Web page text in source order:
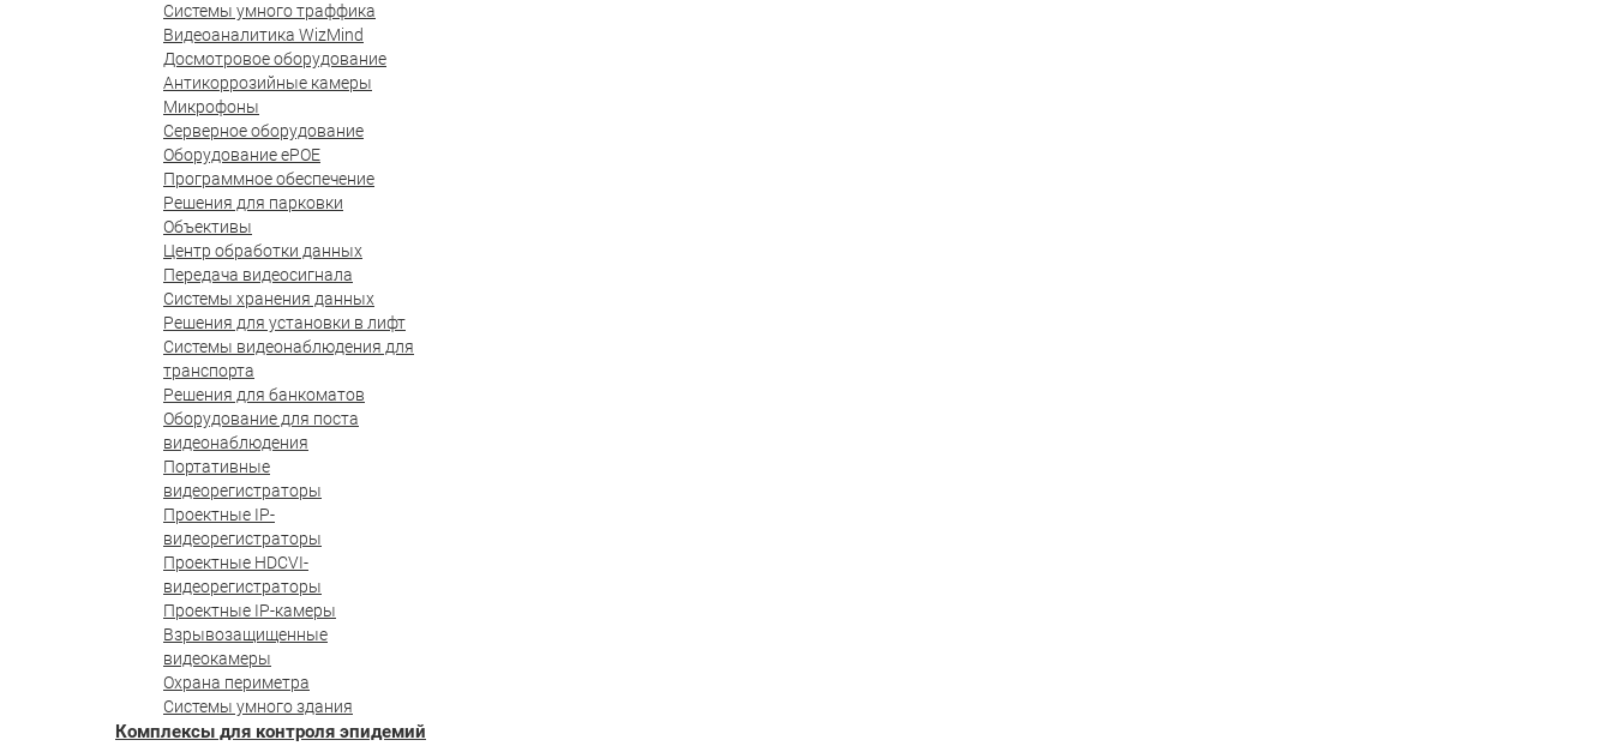
Системы умного траффика
Видеоаналитика WizMind
Досмотровое оборудование
Антикоррозийные камеры
Микрофоны
Серверное оборудование
Оборудование ePOE
Программное обеспечение
Решения для парковки
Объективы
Центр обработки данных
Передача видеосигнала
Системы хранения данных
Решения для установки в лифт
Системы видеонаблюдения для
транспорта
Решения для банкоматов
Оборудование для поста
видеонаблюдения
Портативные
видеорегистраторы
Проектные IP-
видеорегистраторы
Проектные HDCVI-
видеорегистраторы
Проектные IP-камеры
Взрывозащищенные
видеокамеры
Охрана периметра
Системы умного здания
Комплексы для контроля эпидемий